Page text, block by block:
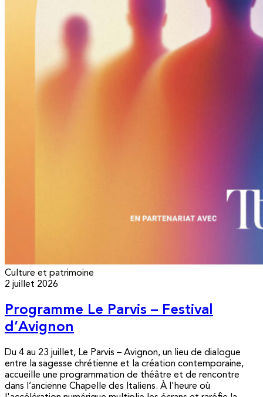
Culture et patrimoine
2 juillet 2026
Programme Le Parvis – Festival
d’Avignon
Du 4 au 23 juillet, Le Parvis – Avignon, un lieu de dialogue
entre la sagesse chrétienne et la création contemporaine,
accueille une programmation de théâtre et de rencontre
dans l’ancienne Chapelle des Italiens. À l'heure où